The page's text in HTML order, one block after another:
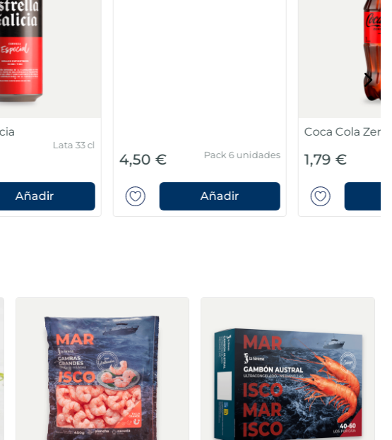
Botella 1 l
Añadir
1,02 € Lata 33 cl
Añadir